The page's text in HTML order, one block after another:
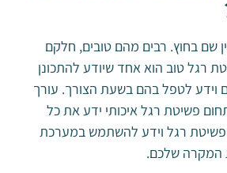
שם בחוץ. רבים מהם טובים, חלקם
רגל טוב הוא אחד שיודע להתכונן
וידע לטפל בהם בשעת הצורך. עורך
פשיטת רגל איכותי ידע את כל
פשיטת רגל וידע להשתמש במערכת
המקרה שלכם.